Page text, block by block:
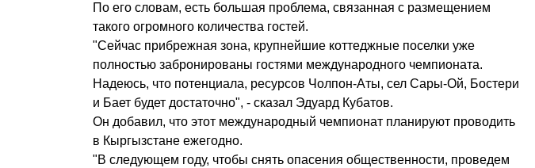
По его словам, есть большая проблема, связанная с размещением
такого огромного количества гостей.
"Сейчас прибрежная зона, крупнейшие коттеджные поселки уже
полностью забронированы гостями международного чемпионата.
Надеюсь, что потенциала, ресурсов Чолпон-Аты, сел Сары-Ой, Бостери
и Бает будет достаточно", - сказал Эдуард Кубатов.
Он добавил, что этот международный чемпионат планируют проводить
в Кыргызстане ежегодно.
"В следующем году, чтобы снять опасения общественности, проведем